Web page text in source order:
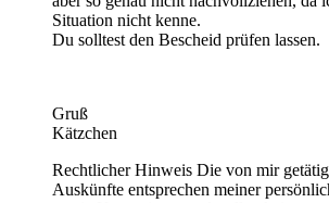
Situation nicht kenne.
Du solltest den Bescheid prüfen lassen.
Gruß
Kätzchen
Rechtlicher Hinweis Die von mir
Auskünfte entsprechen meiner